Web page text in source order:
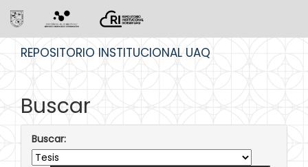
REPOSITORIO INSTITUCIONAL UAQ
Buscar
Buscar: